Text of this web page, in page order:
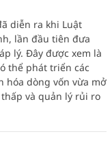
diễn ra khi Luật
lần đầu tiên đưa
lý. Đây được xem là
thể phát triển các
hóa dòng vốn vừa mở
và quản lý rủi ro